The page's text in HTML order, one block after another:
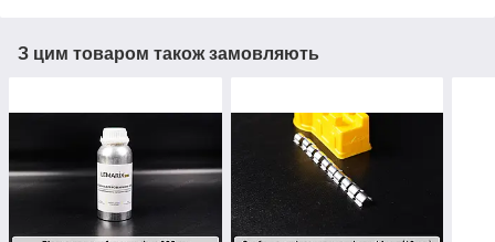
З цим товаром також замовляють